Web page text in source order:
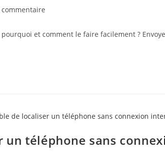
commentaire
pourquoi et comment le faire facilement ?
un téléphone sans